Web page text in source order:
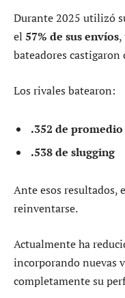
Durante 2025 utilizó
el 57% de sus envíos,
bateadores
Los rivales batearon:
.352 de promedio
.538 de slugging
Ante esos resultados,
reinventarse.
Actualmente ha
incorporando nuevas
completamente su